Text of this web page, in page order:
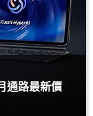
通路最新價